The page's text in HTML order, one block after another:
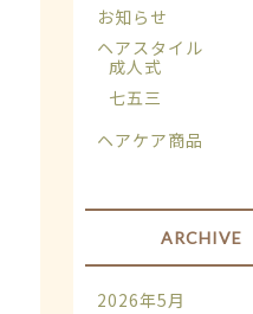
お知らせ
ヘアスタイル
成人式
七五三
ヘアケア商品
ARCHIVE
2026年5月